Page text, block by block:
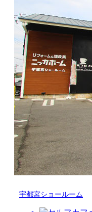
宇都宮ショールーム